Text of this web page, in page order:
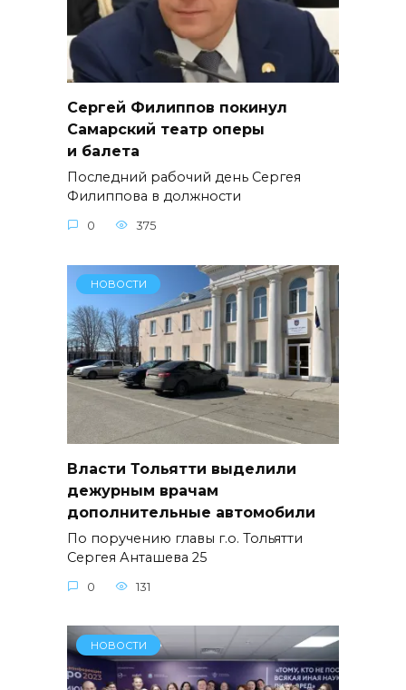
Сергей Филиппов покинул
Самарский театр оперы
и балета
Последний рабочий день Сергея
Филиппова в должности
0 375
НОВОСТИ
Власти Тольятти выделили
дежурным врачам
дополнительные автомобили
По поручению главы г.о. Тольятти
Сергея Анташева 25
0 131
НОВОСТИ